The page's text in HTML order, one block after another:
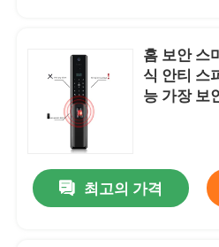
홈 보안 스
식 안티 스
능 가장 보
최고의 가격